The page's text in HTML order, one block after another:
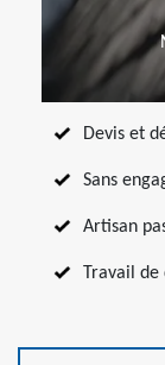
Devis et
Sans
Artisan
Travail de